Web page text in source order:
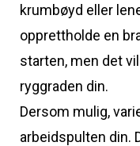
krumbøyd eller
opprettholde en
starten, men det
ryggraden din.
Dersom mulig,
arbeidspulten din.